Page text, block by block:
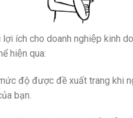
ích cho doanh nghiệp kinh
hiện qua:
độ được đề xuất trang khi
bạn.